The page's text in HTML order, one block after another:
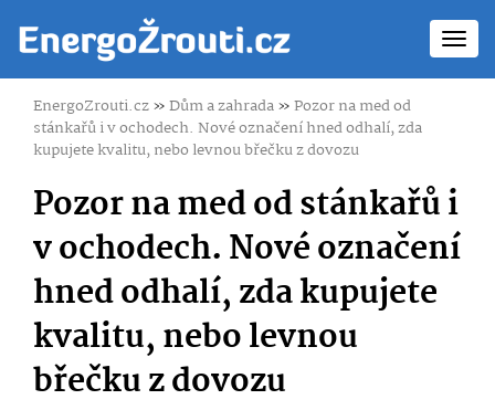
EnergoZrouti.cz»Dům a zahrada»Pozor na med od
stánkařů i v ochodech. Nové označení hned odhalí, zda
kupujete kvalitu, nebo levnou břečku z dovozu
Pozor na med od stánkařů i
v ochodech. Nové označení
hned odhalí, zda kupujete
kvalitu, nebo levnou
břečku z dovozu